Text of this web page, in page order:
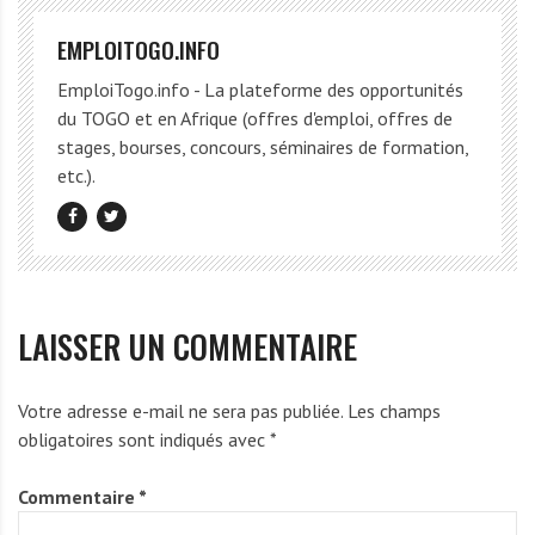
EMPLOITOGO.INFO
EmploiTogo.info - La plateforme des opportunités
du TOGO et en Afrique (offres d'emploi, offres de
stages, bourses, concours, séminaires de formation,
etc.).
LAISSER UN COMMENTAIRE
Votre adresse e-mail ne sera pas publiée. Les champs
obligatoires sont indiqués avec *
Commentaire *